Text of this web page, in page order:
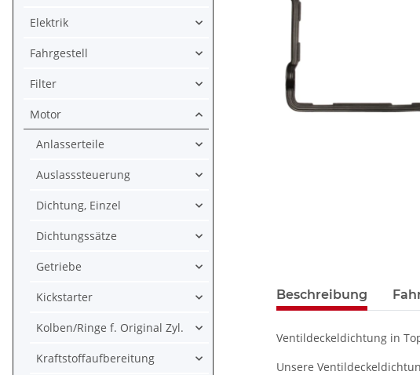
Beschreibung
Ventildeckeldichtung in
Unsere
Elektrik
Fahrgestell
Filter
Motor
Anlasserteile
Auslasssteuerung
Dichtung, Einzel
Dichtungssätze
Getriebe
Kickstarter
Kolben/Ringe f. Original Zyl.
Kraftstoffaufbereitung